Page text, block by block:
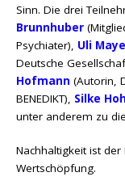
Sinn. Die drei
Brunnhuber
Psychiater), Uli
Deutsche
Hofmann (Autorin,
BENEDIKT), Silke
unter anderem zu
Nachhaltigkeit ist
Wertschöpfung.